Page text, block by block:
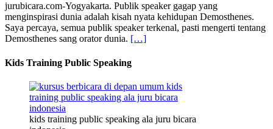
jurubicara.com-Yogyakarta. Publik speaker gagap yang
menginspirasi dunia adalah kisah nyata kehidupan Demosthenes.
Saya percaya, semua publik speaker terkenal, pasti mengerti tentang
Demosthenes sang orator dunia. […]
Kids Training Public Speaking
kids training public speaking ala juru bicara